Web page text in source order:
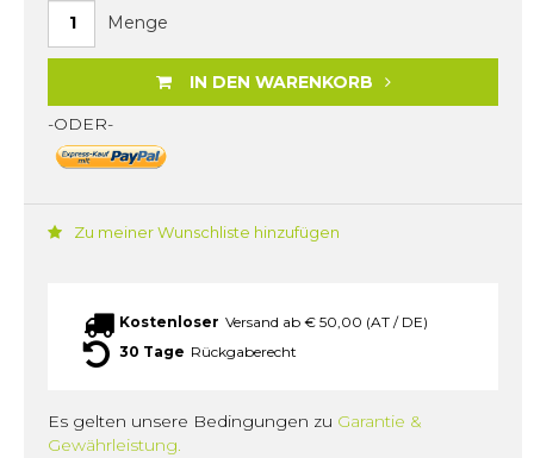
Menge
IN DEN WARENKORB
-ODER-
Zu meiner Wunschliste hinzufügen
Kostenloser Versand ab € 50,00 (AT / DE)
30 Tage Rückgaberecht
Es gelten unsere Bedingungen zu Garantie &
Gewährleistung.